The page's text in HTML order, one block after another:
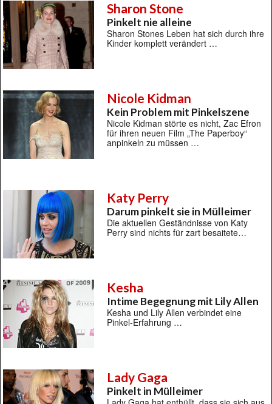
Sharon Stone
Pinkelt nie alleine
Sharon Stones Leben hat sich durch ihre
Kinder komplett verändert …
Nicole Kidman
Kein Problem mit Pinkelszene
Nicole Kidman störte es nicht, Zac Efron
für ihren neuen Film „The Paperboy“
anpinkeln zu müssen …
Katy Perry
Darum pinkelt sie in Mülleimer
Die aktuellen Geständnisse von Katy
Perry sind nichts für zart besaitete…
Kesha
Intime Begegnung mit Lily Allen
Kesha und Lily Allen verbindet eine
Pinkel-Erfahrung …
Lady Gaga
Pinkelt in Mülleimer